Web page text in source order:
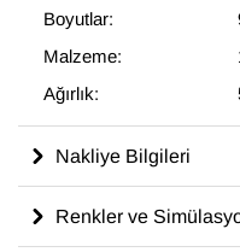
Boyutlar:
Malzeme:
Ağırlık:
Nakliye Bilgileri
Renkler ve